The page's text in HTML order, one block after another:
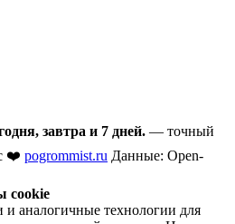
завтра и 7 дней. — точный
❤️ pogrommist.ru Данные: Open-
cookie
и аналогичные технологии для